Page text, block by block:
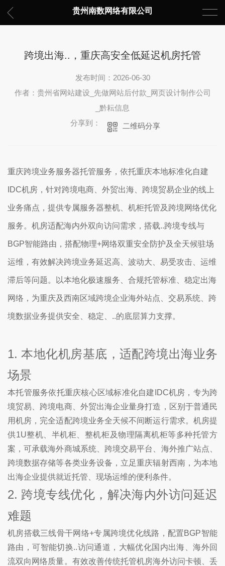
贵州南数网络有限公司
跨境出海..，重庆高安全低延迟机房托管
发布时间：2026-06-30
作者：贵州省网站建设_先做网站后付款_网页设计制作公司
_黔耘信息
分享到：
二维码分享
重庆跨境业务服务器托管服务，依托重庆本地标准化自建
IDC机房，针对跨境电商、外贸出海、跨境贸易企业的线上
业务痛点，提供专属服务器整机、机柜托管及跨境网络优化
服务。机房适配海内外双向访问需求，搭载..跨境专线与
BGP智能路由，搭配物理+网络双重安全防护及全天候驻场
运维，有效解决跨境业务延迟高、波动大、易受攻击、运维
滞后等问题。以本地化极速服务、合规托管标准、稳定出海
网络，为重庆及西南区域跨境企业海外站点、交易系统、跨
境数据业务提供安全、稳定、..的底层算力支撑。
1. 本地化机房基底，适配跨境出海业务
场景
本托管服务依托重庆核心区域标准化自建IDC机房，专为跨
境贸易、跨境电商、外贸出海企业量身打造，区别于普通民
用机房，完全适配跨境业务全天候不间断运行需求。机房提
供1U整机、半机柜、整机柜及物理隔离机柜等多种托管方
案，可承载海外商城系统、跨境交易平台、海外推广站点、
跨境数据存储等各类业务设备，立足重庆辐射西南，为本地
出海企业提供就近托管、现场运维的便利条件。
2. 跨境专线优化，解决海内外访问延迟
难题
机房搭载三线骨干网络+专属跨境优化线路，配置BGP智能
路由，可智能切换..访问通道，大幅优化国内出海、海外回
流双向网络质量。有效改善传统托管机房海外访问卡顿、丢